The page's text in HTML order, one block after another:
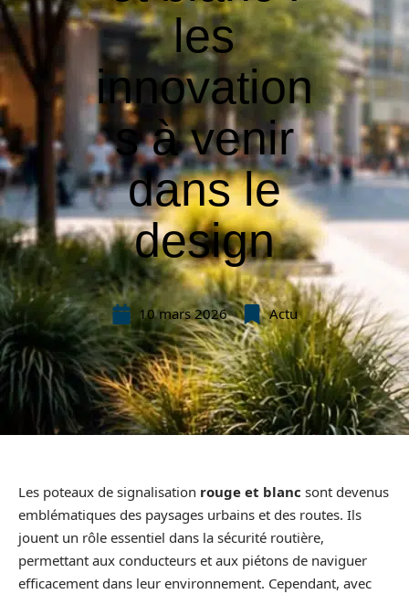
les
innovation
s à venir
dans le
design
10 mars 2026 Actu
Les poteaux de signalisation rouge et blanc sont devenus
emblématiques des paysages urbains et des routes. Ils
jouent un rôle essentiel dans la sécurité routière,
permettant aux conducteurs et aux piétons de naviguer
efficacement dans leur environnement. Cependant, avec